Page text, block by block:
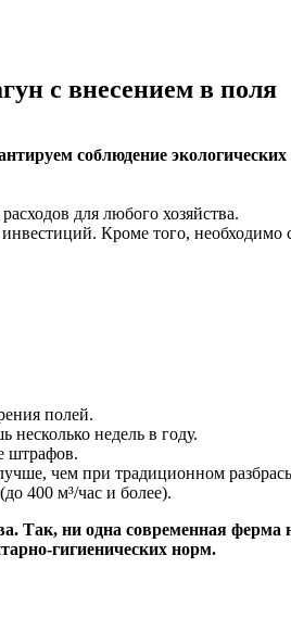
с внесением в поля
соблюдение
для любого хозяйства.
Кроме того, необходимо
полей.
недель в году.
штрафов.
чем при традиционном
400 м³/час и более).
Так, ни одна современная ферма
гигиенических норм.